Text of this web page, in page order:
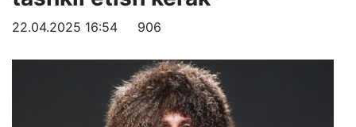
22.04.2025 16:54 906